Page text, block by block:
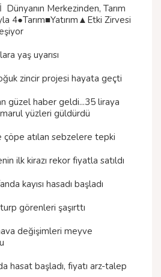
Dünyanın Merkezinden, Tarım
4●Tarım■Yatırım▲Etki Zirvesi
yaş uyarısı
zincir projesi hayata geçti
güzel haber geldi...35 liraya
yüzleri güldürdü
çöpe atılan sebzelere tepki
ilk kirazı rekor fiyatla satıldı
kayısı hasadı başladı
görenleri şaşırttı
değişimleri meyve
hasat başladı, fiyatı arz-talep